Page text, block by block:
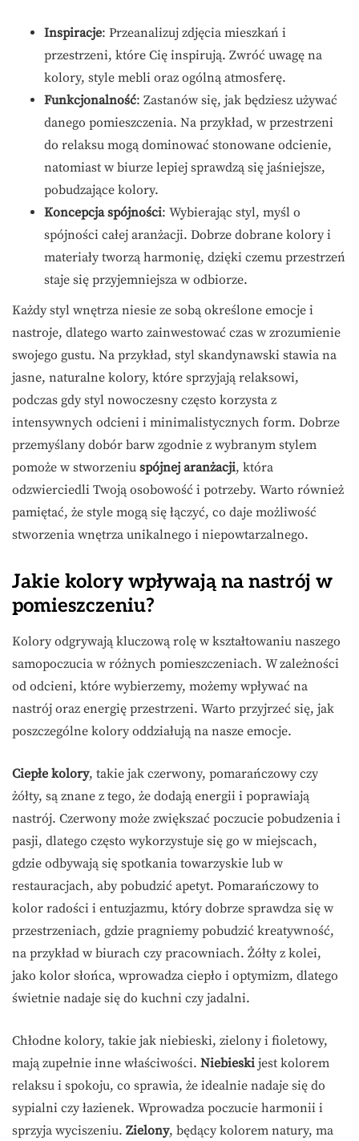
Inspiracje: Przeanalizuj zdjęcia mieszkań i
przestrzeni, które Cię inspirują. Zwróć uwagę na
kolory, style mebli oraz ogólną atmosferę.
Funkcjonalność: Zastanów się, jak będziesz używać
danego pomieszczenia. Na przykład, w przestrzeni
do relaksu mogą dominować stonowane odcienie,
natomiast w biurze lepiej sprawdzą się jaśniejsze,
pobudzające kolory.
Koncepcja spójności: Wybierając styl, myśl o
spójności całej aranżacji. Dobrze dobrane kolory i
materiały tworzą harmonię, dzięki czemu przestrzeń
staje się przyjemniejsza w odbiorze.
Każdy styl wnętrza niesie ze sobą określone emocje i
nastroje, dlatego warto zainwestować czas w zrozumienie
swojego gustu. Na przykład, styl skandynawski stawia na
jasne, naturalne kolory, które sprzyjają relaksowi,
podczas gdy styl nowoczesny często korzysta z
intensywnych odcieni i minimalistycznych form. Dobrze
przemyślany dobór barw zgodnie z wybranym stylem
pomoże w stworzeniu spójnej aranżacji, która
odzwierciedli Twoją osobowość i potrzeby. Warto również
pamiętać, że style mogą się łączyć, co daje możliwość
stworzenia wnętrza unikalnego i niepowtarzalnego.
Jakie kolory wpływają na nastrój w
pomieszczeniu?
Kolory odgrywają kluczową rolę w kształtowaniu naszego
samopoczucia w różnych pomieszczeniach. W zależności
od odcieni, które wybierzemy, możemy wpływać na
nastrój oraz energię przestrzeni. Warto przyjrzeć się, jak
poszczególne kolory oddziałują na nasze emocje.
Ciepłe kolory, takie jak czerwony, pomarańczowy czy
żółty, są znane z tego, że dodają energii i poprawiają
nastrój. Czerwony może zwiększać poczucie pobudzenia i
pasji, dlatego często wykorzystuje się go w miejscach,
gdzie odbywają się spotkania towarzyskie lub w
restauracjach, aby pobudzić apetyt. Pomarańczowy to
kolor radości i entuzjazmu, który dobrze sprawdza się w
przestrzeniach, gdzie pragniemy pobudzić kreatywność,
na przykład w biurach czy pracowniach. Żółty z kolei,
jako kolor słońca, wprowadza ciepło i optymizm, dlatego
świetnie nadaje się do kuchni czy jadalni.
Chłodne kolory, takie jak niebieski, zielony i fioletowy,
mają zupełnie inne właściwości. Niebieski jest kolorem
relaksu i spokoju, co sprawia, że idealnie nadaje się do
sypialni czy łazienek. Wprowadza poczucie harmonii i
sprzyja wyciszeniu. Zielony, będący kolorem natury, ma